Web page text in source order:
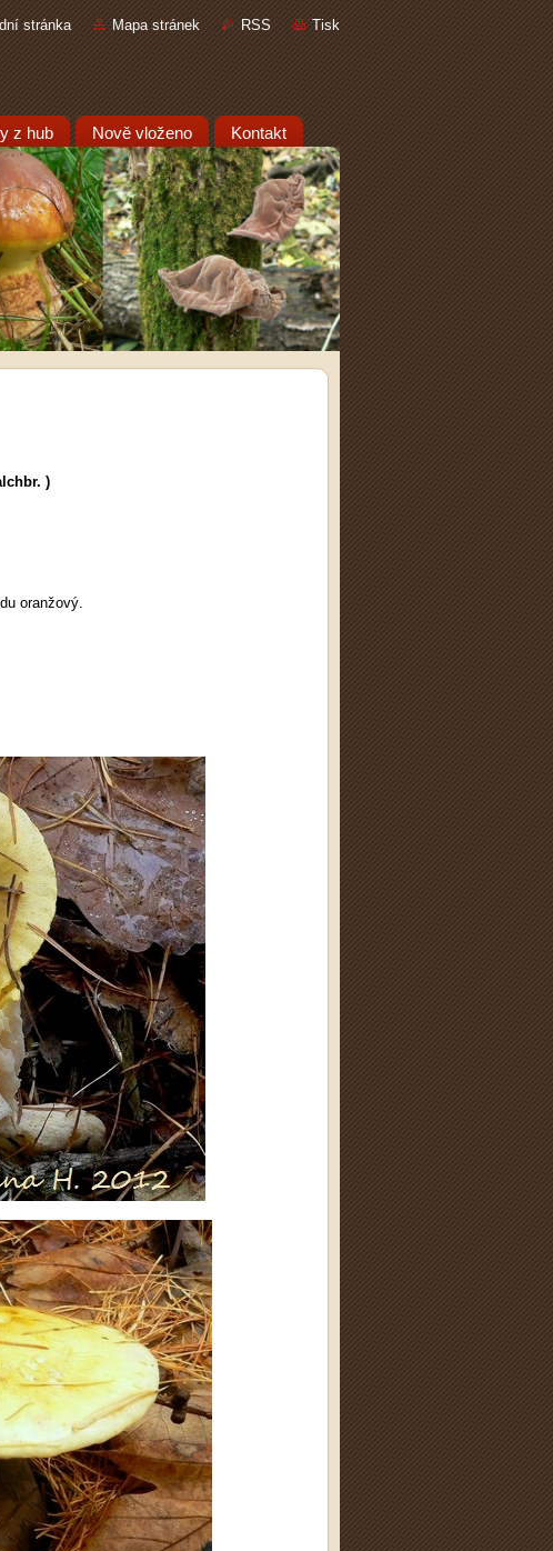
stránka Mapa stránek RSS Tisk
z hub Nově vloženo Kontakt
)
oranžový.